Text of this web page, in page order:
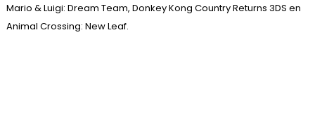
Mario & Luigi: Dream Team, Donkey Kong Country Returns 3DS en
Animal Crossing: New Leaf.